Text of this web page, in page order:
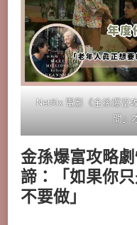
Netflix 電影《金孫爆富
間」
金孫爆富攻略
諦：「如果你
不要做」